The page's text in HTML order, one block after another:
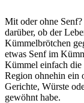
Mit oder ohne
darüber, ob der
Kümmelbrötchen
etwas Senf im
Kümmel einfach
Region ohnehin ein
Gerichte, Würste
gewöhnt habe.